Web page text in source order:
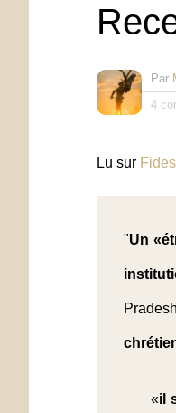
Par
4
Lu sur Fides
"Un
«il